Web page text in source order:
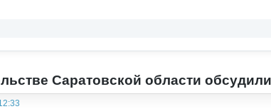
Саратовской области